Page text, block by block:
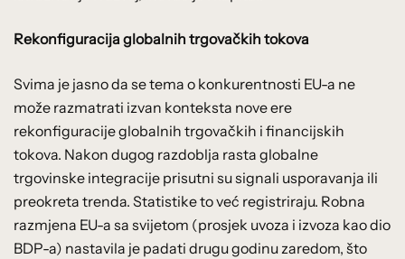
Rekonfiguracija globalnih trgovačkih tokova
Svima je jasno da se tema o konkurentnosti EU-a ne
može razmatrati izvan konteksta nove ere
rekonfiguracije globalnih trgovačkih i financijskih
tokova. Nakon dugog razdoblja rasta globalne
trgovinske integracije prisutni su signali usporavanja ili
preokreta trenda. Statistike to već registriraju. Robna
razmjena EU-a sa svijetom (prosjek uvoza i izvoza kao dio
BDP-a) nastavila je padati drugu godinu zaredom, što